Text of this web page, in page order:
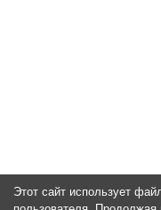
Этот сайт использует